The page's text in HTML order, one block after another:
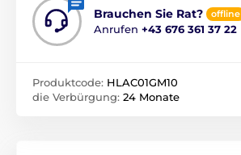
Brauchen Sie Rat? offline
Anrufen +43 676 361 37 22
Produktcode: HLAC01GM10
die Verbürgung: 24 Monate